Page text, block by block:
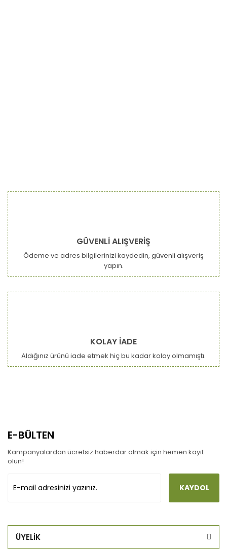
Bu ürüne ilk yorumu siz yapın!
Ürün açıklamasında eksik bilgiler bulunuyor.
Ürün bilgilerinde hatalar bulunuyor.
Ürün fiyatı diğer sitelerden daha pahalı.
Gönder
GÜVENLİ ALIŞVERİŞ
Ödeme ve adres bilgilerinizi kaydedin, güvenli alışveriş
yapın.
KOLAY İADE
Aldığınız ürünü iade etmek hiç bu kadar kolay olmamıştı.
E-BÜLTEN
Kampanyalardan ücretsiz haberdar olmak için hemen kayıt
olun!
KAYDOL
ÜYELİK